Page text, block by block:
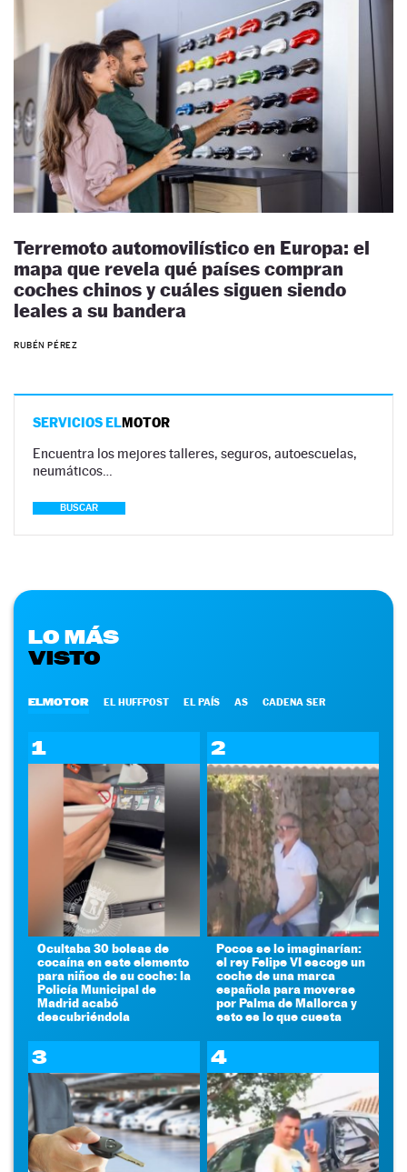
Terremoto automovilístico en Europa: el
mapa que revela qué países compran
coches chinos y cuáles siguen siendo
leales a su bandera
RUBÉN PÉREZ
SERVICIOS ELMOTOR
Encuentra los mejores talleres, seguros, autoescuelas,
neumáticos…
BUSCAR
LO MÁS
VISTO
ELMOTOR EL HUFFPOST EL PAÍS AS CADENA SER
1
Ocultaba 30 bolsas de
cocaína en este elemento
para niños de su coche: la
Policía Municipal de
Madrid acabó
descubriéndola
2
Pocos se lo imaginarían:
el rey Felipe VI escoge un
coche de una marca
española para moverse
por Palma de Mallorca y
esto es lo que cuesta
3 4